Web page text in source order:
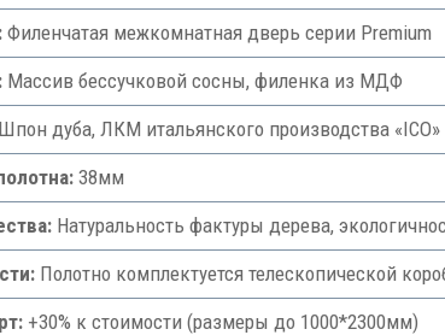
Филенчатая межкомнатная дверь серии Premium
Массив бессучковой сосны, филенка из МДФ
дуба, ЛКМ итальянского производства «ICO»
38мм
Натуральность фактуры дерева,
Полотно комплектуется телескопической
+30% к стоимости (размеры до 1000*2300мм)